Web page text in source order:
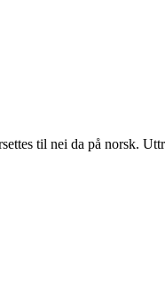
til nei da på norsk.